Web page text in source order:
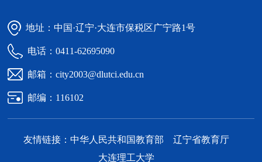
地址：中国·辽宁·大连市保税区广宁路1号
电话：0411-62695090
邮箱：city2003@dlutci.edu.cn
邮编：116102
友情链接： 中华人民共和国教育部
辽宁省教育厅
大连理工大学